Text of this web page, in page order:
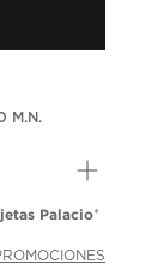
M.N.
Palacio*